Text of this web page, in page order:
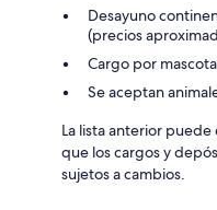
Desayuno
(precios
Cargo por
Se aceptan
La lista anterior
que los cargos y
sujetos a cambios.